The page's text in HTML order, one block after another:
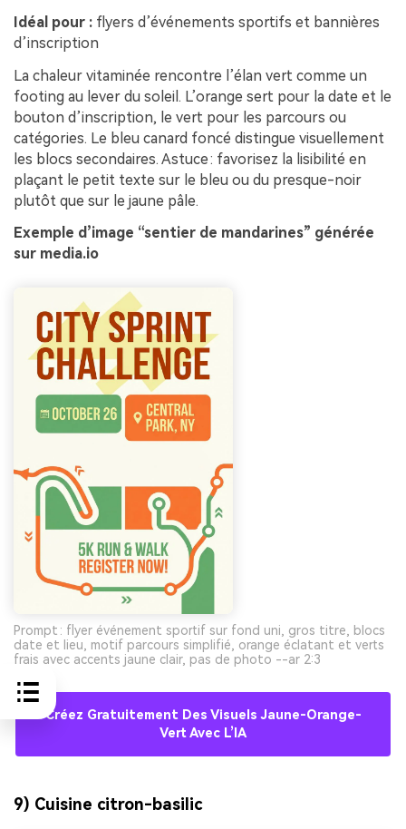
Idéal pour : flyers d’événements sportifs et bannières
d’inscription
La chaleur vitaminée rencontre l’élan vert comme un
footing au lever du soleil. L’orange sert pour la date et le
bouton d’inscription, le vert pour les parcours ou
catégories. Le bleu canard foncé distingue visuellement
les blocs secondaires. Astuce : favorisez la lisibilité en
plaçant le petit texte sur le bleu ou du presque-noir
plutôt que sur le jaune pâle.
Exemple d’image “sentier de mandarines” générée
sur media.io
Prompt : flyer événement sportif sur fond uni, gros titre, blocs
date et lieu, motif parcours simplifié, orange éclatant et verts
frais avec accents jaune clair, pas de photo --ar 2:3
Créez Gratuitement Des Visuels Jaune-Orange-
Vert Avec L’IA
9) Cuisine citron-basilic